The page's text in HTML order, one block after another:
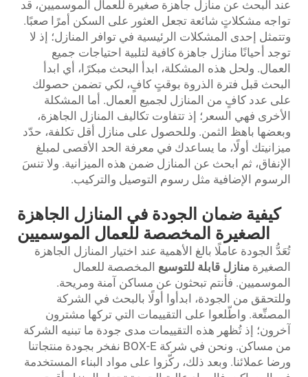
عند البحث عن منازل جاهزة صغيرة للعمال الموسميين، قد
تواجه مشكلاتٍ شائعة تجعل العثور على السكن أمرًا صعبًا.
وتتمثل إحدى المشكلات الرئيسية في توافر المنازل؛ إذ لا
توجد أحيانًا منازل جاهزة كافية لتلبية احتياجات جميع
العمال. ولحل هذه المشكلة، ابدأ البحث مبكرًا، أي ابدأ
البحث قبل فترة الذروة بوقتٍ كافٍ، لكي تضمن حصولك
على عدد كافٍ من المنازل لجميع العمال. أما المشكلة
الأخرى فهي السعر؛ إذ تتفاوت تكاليف المنازل الجاهزة،
وبعضها باهظ الثمن. وللحصول على منازل أقل تكلفة، حدّد
ميزانيتك أولًا، ما يساعدك في معرفة الحد الأقصى لمبلغ
الإنفاق، ثم ابحث عن المنازل ضمن هذه الميزانية. ولا تنسَ
الرسوم الإضافية مثل رسوم التوصيل والتركيب.
كيفية ضمان الجودة في المنازل الجاهزة
الصغيرة المخصصة للعمال الموسميين
تُعَدُّ الجودة عاملًا بالغ الأهمية عند اختيار المنازل الجاهزة
الصغيرة منازل قابلة للتوسيع المخصصة للعمال
الموسميين. فأنتم تبحثون عن مساكن آمنة ومريحة.
وللتحقق من الجودة، ابدأوا أولًا بالبحث في الشركة
المصنِّعة. واطّلعوا على التقييمات التي تركها مشترون
آخرون؛ إذ تُظهر هذه التقييمات مدى جودة ما تبنيه الشركة
من مساكن. ونحن في شركة BOX-E نفخر بجودة منتجاتنا
ورضا عملائنا. وبعد ذلك، ركّزوا على مواد البناء المستخدمة